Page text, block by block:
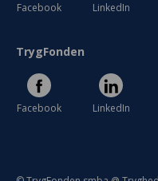
Facebook LinkedIn
TrygFonden
Facebook LinkedIn